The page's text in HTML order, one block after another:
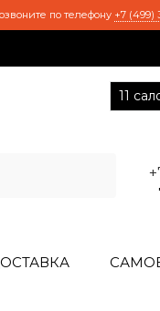
по телефону +7 (499)
11